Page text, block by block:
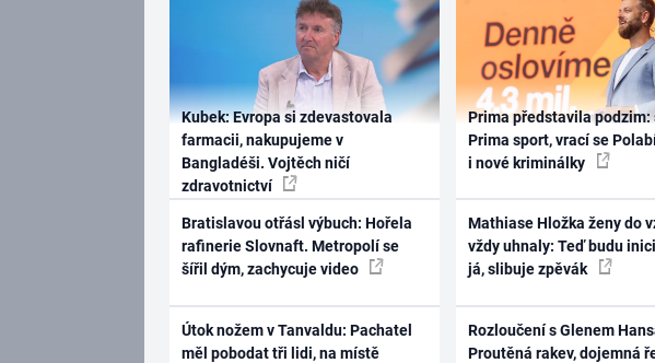
Kubek: Evropa si zdevastovala
farmacii, nakupujeme v
Bangladéši. Vojtěch ničí
zdravotnictví
Bratislavou otřásl výbuch: Hořela
rafinerie Slovnaft. Metropolí se
šířil dým, zachycuje video
Útok nožem v Tanvaldu: Pachatel
měl pobodat tři lidi, na místě
Prima představila
Prima sport, vrací se
i nové kriminálky
Mathiase Hložka ženy do
vždy uhnaly: Teď budu
já, slibuje zpěvák
Rozloučení s Glenem
Proutěná rakev, dojemná